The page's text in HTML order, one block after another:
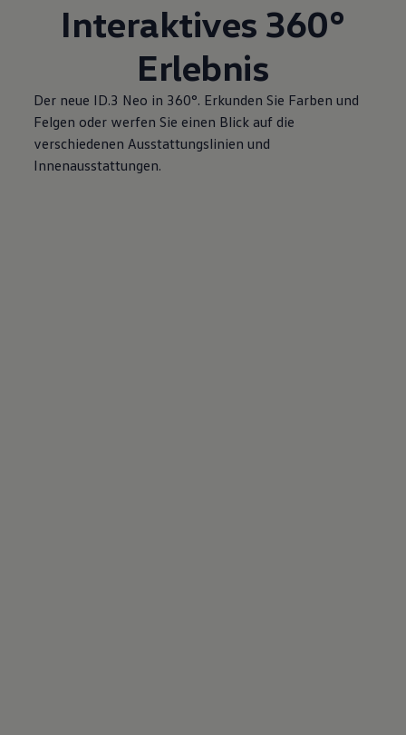
Interaktives 360°
Erlebnis
Der neue ID.3 Neo in 360°. Erkunden Sie Farben und
Felgen oder werfen Sie einen Blick auf die
verschiedenen Ausstattungslinien und
Innenausstattungen.